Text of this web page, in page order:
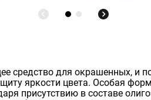
средство для окрашенных, и
яркости цвета. Особая
присутствию в составе